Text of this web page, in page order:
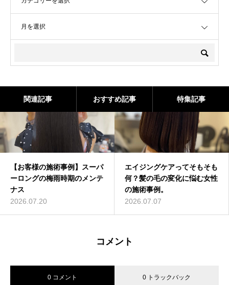
関連記事 おすすめ記事 特集記事
【お客様の施術事例】スーパ
ーロングの梅雨時期のメンテ
ナス
2026.07.20
エイジングケアってそもそも
何？髪の毛の変化に悩む女性
の施術事例。
2026.07.07
コメント
0 コメント 0 トラックバック